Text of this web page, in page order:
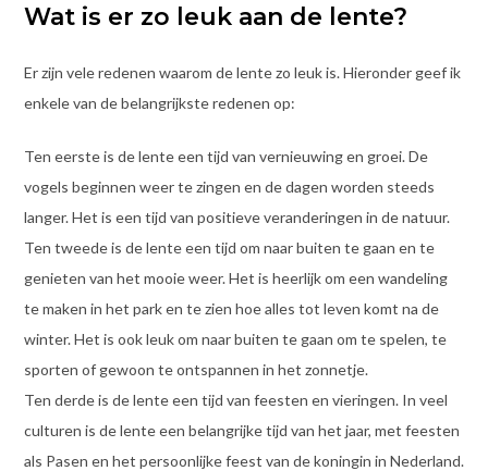
Wat is er zo leuk aan de lente?
Er zijn vele redenen waarom de lente zo leuk is. Hieronder geef ik
enkele van de belangrijkste redenen op:
Ten eerste is de lente een tijd van vernieuwing en groei. De
vogels beginnen weer te zingen en de dagen worden steeds
langer. Het is een tijd van positieve veranderingen in de natuur.
Ten tweede is de lente een tijd om naar buiten te gaan en te
genieten van het mooie weer. Het is heerlijk om een wandeling
te maken in het park en te zien hoe alles tot leven komt na de
winter. Het is ook leuk om naar buiten te gaan om te spelen, te
sporten of gewoon te ontspannen in het zonnetje.
Ten derde is de lente een tijd van feesten en vieringen. In veel
culturen is de lente een belangrijke tijd van het jaar, met feesten
als Pasen en het persoonlijke feest van de koningin in Nederland.